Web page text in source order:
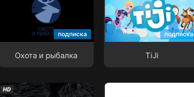
подписка
Охота и рыбалка
Охота и рыбалка
подписка
TiJi
TiJi